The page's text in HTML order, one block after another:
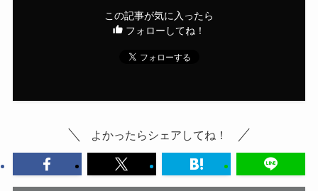
この記事が気に入ったら
フォローしてね！
よかったらシェアしてね！